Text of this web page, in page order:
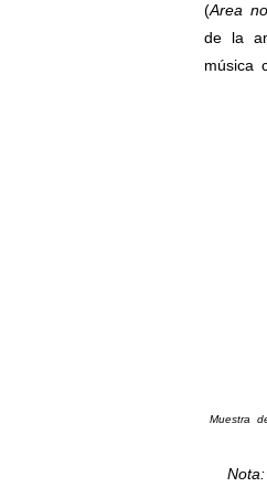
(Area
de la
música
Muestra